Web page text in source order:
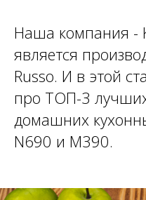
Наша компания -
является
Russo. И в этой
про ТОП-3
домашних
N690 и M390.